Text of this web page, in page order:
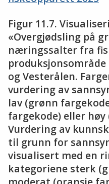
Figur 11.7.
«Overgjødsling på
næringssalter fra
produksjonsområde
og Vesterålen.
vurdering av
lav (grønn
fargekode) eller
Vurdering av
til grunn for
visualisert med en
kategoriene sterk